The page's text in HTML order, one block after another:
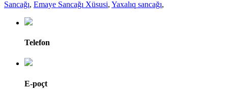
Sancağı, Emaye Sancağı Xüsusi, Yaxalıq sancağı,
Telefon
E-poçt